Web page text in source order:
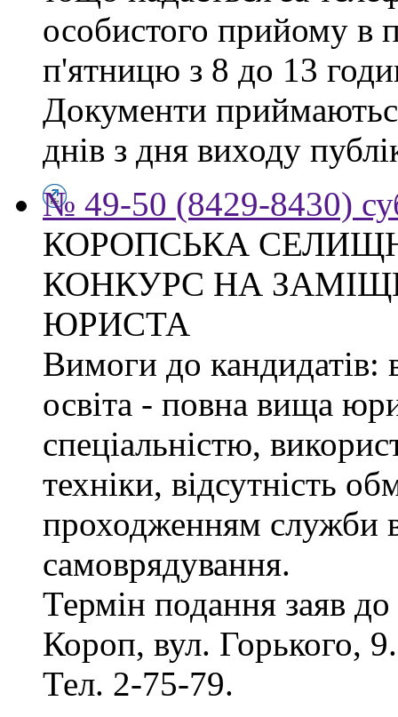
особистого прийому в
п'ятницю з 8 до 13
Документи
днів з дня виходу
№ 49-50 (8429-8430)
КОРОПСЬКА
КОНКУРС НА
ЮРИСТА
Вимоги до
освіта - повна вища
спеціальністю,
техніки, відсутність
проходженням служби
самоврядування.
Термін подання заяв
Короп, вул. Горького,
Тел. 2-75-79.